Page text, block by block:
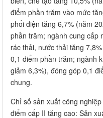
điểm phần trăm vào mức
phối điện tăng 6,7% (năm
phần trăm; ngành cung cấp
rác thải, nước thải tăng
0,1 điểm phần trăm; ngành
giảm 6,3%), đóng góp 0,1
chung.
Chỉ số sản xuất công
điểm cấp II tăng cao: Sản